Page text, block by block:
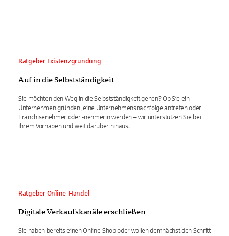
Ratgeber Existenzgründung
Auf in die Selbstständigkeit
Sie möchten den Weg in die Selbstständigkeit gehen? Ob Sie ein
Unternehmen gründen, eine Unternehmensnachfolge antreten oder
Franchisenehmer oder -nehmerin werden – wir unterstützen Sie bei
Ihrem Vorhaben und weit darüber hinaus.
Ratgeber Online-Handel
Digitale Verkaufskanäle erschließen
Sie haben bereits einen Online-Shop oder wollen demnächst den Schritt